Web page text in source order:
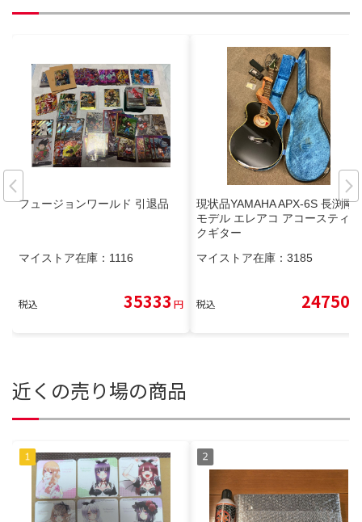
フュージョンワールド 引退品
マイストア在庫： 1116
税込 35333 円
現状品YAMAHA APX-6S 長渕剛
モデル エレアコ アコースティッ
クギター
マイストア在庫： 3185
税込 24750
近くの売り場の商品